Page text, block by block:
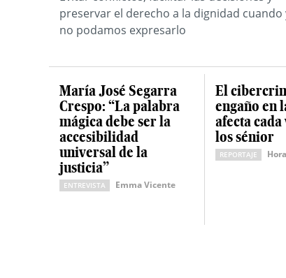
preservar el derecho a la dignidad cuando
no podamos expresarlo
María José Segarra
Crespo: “La palabra
mágica debe ser la
accesibilidad
universal de la
justicia”
ENTREVISTA Emma Vicente
El
engaño en
afecta cada
los sénior
REPORTAJE